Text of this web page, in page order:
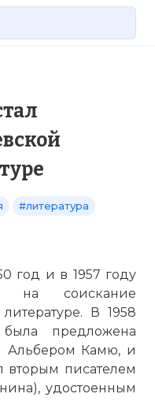
#литература
год и в 1957 году
на соискание
В 1958
предложена
Альбером Камю, и
вторым писателем
удостоенным